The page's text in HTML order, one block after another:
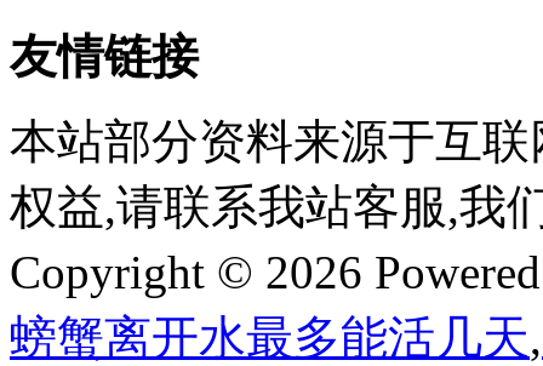
友情链接
本站部分资料来源于互
权益,请联系我站客服,我
Copyright © 2026
螃蟹离开水最多能活几天,